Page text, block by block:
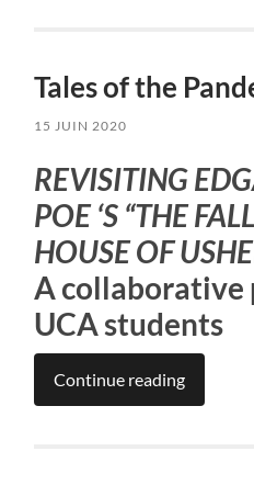
Tales of the
15 JUIN 2020
REVISITING
POE ‘S “THE
HOUSE OF
A
UCA students
Continue reading